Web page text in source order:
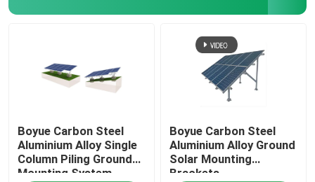
Rumah
Produk
Video
Boyue Carbon Steel
Aluminium Alloy Single
Column Piling Ground
Mounting System
Boyue Carbon Steel
Aluminium Alloy Ground
Solar Mounting
Brackets